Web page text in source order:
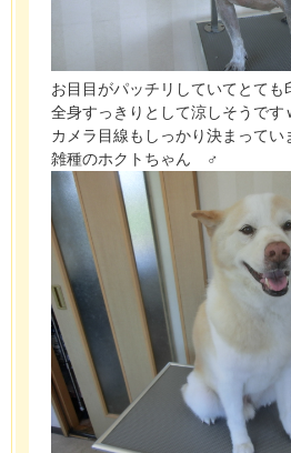
お目目がパッチリしていてとて
全身すっきりとして涼しそうです
カメラ目線もしっかり決まってい
雑種のホクトちゃん
♂